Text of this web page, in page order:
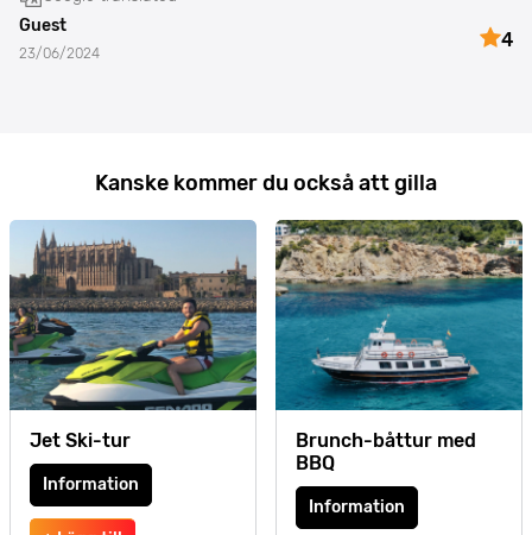
Guest
23/06/2024
4
Kanske kommer du också att gilla
Jet Ski-tur
Information
Brunch-båttur med
BBQ
Information